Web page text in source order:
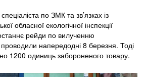
по ЗМК та зв’язках із
обласної екологічної інспекції
рейди по вилученню
проводили напередодні 8 березня. Тоді
1200 одиниць забороненого товару.